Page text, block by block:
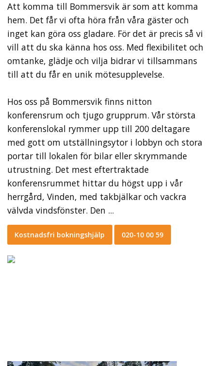
Att komma till Bommersvik är som att komma
hem. Det får vi ofta höra från våra gäster och
inget kan göra oss gladare. För det är precis så vi
vill att du ska känna hos oss. Med flexibilitet och
omtanke, glädje och vilja bidrar vi tillsammans
till att du får en unik mötesupplevelse.
Hos oss på Bommersvik finns nitton
konferensrum och tjugo grupprum. Vår största
konferenslokal rymmer upp till 200 deltagare
med gott om utställningsytor i lobbyn och stora
portar till lokalen för bilar eller skrymmande
utrustning. Det mest eftertraktade
konferensrummet hittar du högst upp i vår
herrgård, Vinden, med takbjälkar och vackra
välvda vindsfönster. Den ...
Kostnadsfri bokningshjälp 020-10 00 59